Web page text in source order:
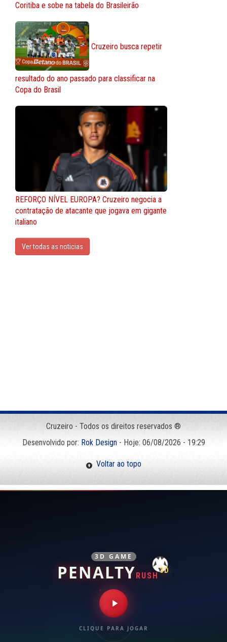
Coritiba e sobe na tabela do Brasileirão
Cruzeiro busca repetir
resultado do ano passado para classificar na
Copa do Brasil
REFORÇO NÍVEL EUROPA? Cruzeiro negocia a
contratação de atacante que jogava em gigante
italiano
Ver todas as noticias
Cruzeiro - Todos os direitos reservados ®
Desenvolvido por: Rok Design- Hoje: 06/08/2026 - 19:29
Voltar ao topo
3D GAME
PENALTYRUSH
3D
CLIQUE PARA JOGAR